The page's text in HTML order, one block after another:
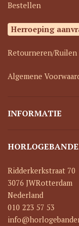
Bestellen
Herroeping
Retourneren/Ruilen
Algemene
INFORMATIE
Ridderkerkstraat 70
3076 JWRotterdam
Nederland
010 223 57 53